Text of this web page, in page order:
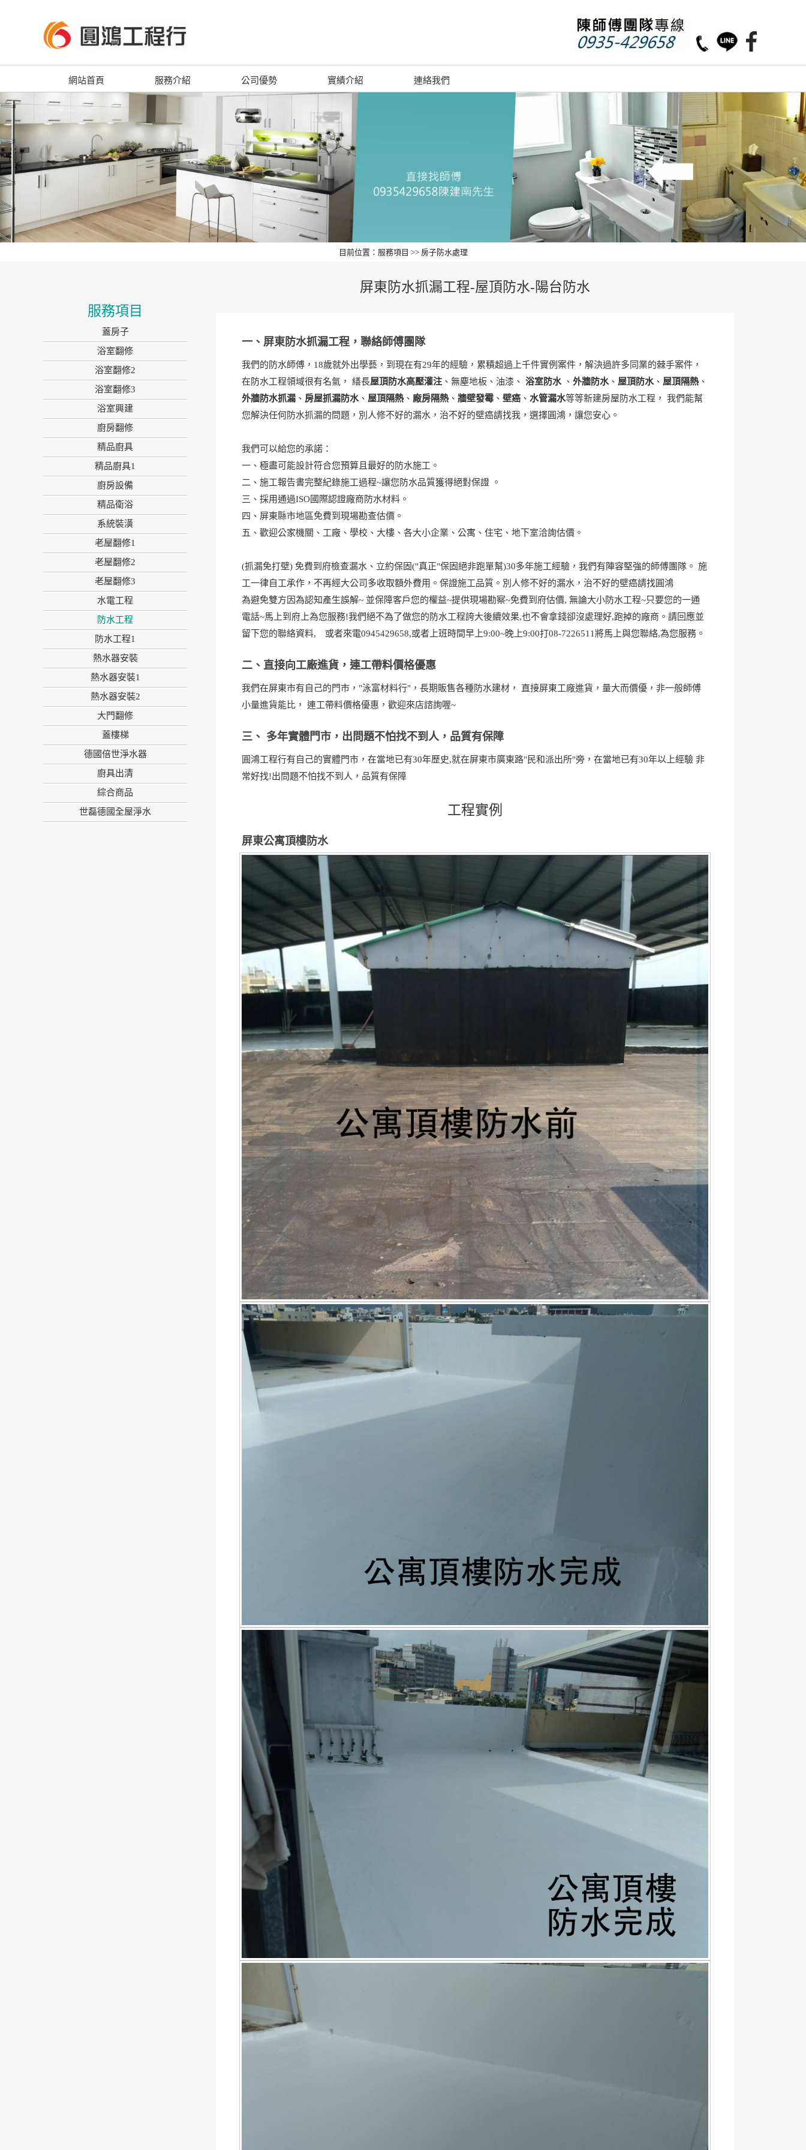
網站首頁 服務介紹 公司優勢 實績介紹 連絡我們
目前位置：服務項目 >> 房子防水處理
服務項目
蓋房子
浴室翻修
浴室翻修2
浴室翻修3
浴室興建
廚房翻修
精品廚具
精品廚具1
廚房設備
精品衛浴
系統裝潢
老屋翻修1
老屋翻修2
老屋翻修3
水電工程
防水工程
防水工程1
熱水器安裝
熱水器安裝1
熱水器安裝2
大門翻修
蓋樓梯
德國倍世淨水器
廚具出清
綜合商品
世磊德國全屋淨水
屏東防水抓漏工程-屋頂防水-陽台防水
一、屏東防水抓漏工程，聯絡師傅團隊
我們的防水師傅，18歲就外出學藝，到現在有29年的經驗，累積超過上千件實例案件，解決過許多同業的棘手案件，
在防水工程領域很有名氣， 繕長屋頂防水高壓灌注 、無塵地板、油漆、浴室防水、外牆防水、 屋頂防水、 屋頂隔熱、
外牆防水抓漏 、 房屋抓漏防水、 屋頂隔熱、 廠房隔熱、牆壁發霉 、壁癌 、 水管漏水等等新建房屋防水工程， 我們能幫
您解決任何防水抓漏的問題，別人修不好的漏水，治不好的壁癌請找我，選擇圓鴻，讓您安心。
我們可以給您的承諾：
一、極盡可能設計符合您預算且最好的防水施工。
二、施工報告書完整紀錄施工過程~讓您防水品質獲得絕對保證 。
三、採用通過ISO國際認證廠商防水材料。
四、屏東縣市地區免費到現場勘查估價。
五、歡迎公家機關、工廠、學校、大樓、各大小企業、公寓、住宅、地下室洽詢估價。
(抓漏免打壁) 免費到府檢查漏水、立約保固("真正"保固絕非跑單幫)30多年施工經驗，我們有陣容堅強的師傅團隊。 施
工一律自工承作，不再經大公司多收取額外費用。保證施工品質。別人修不好的漏水，治不好的壁癌請找圓鴻
為避免雙方因為認知產生誤解~ 並保障客戶您的權益~提供現場勘察~免費到府估價, 無論大小防水工程~只要您的一通
電話~馬上到府上為您服務!我們絕不為了做您的防水工程誇大後續效果,也不會拿錢卻沒處理好,跑掉的廠商。請回應並
留下您的聯絡資料, 或者來電0945429658,或者上班時間早上9:00~晚上9:00打08-7226511將馬上與您聯絡,為您服務。
二、直接向工廠進貨，連工帶料價格優惠
我們在屏東市有自己的門市，"泳富材料行"，長期販售各種防水建材， 直接屏東工廠進貨，量大而價優，非一般師傅
小量進貨能比， 連工帶料價格優惠，歡迎來店諮詢喔~
三、 多年實體門市，出問題不怕找不到人，品質有保障
圓鴻工程行有自己的實體門市，在當地已有30年歷史,就在屏東市廣東路"民和派出所"旁，在當地已有30年以上經驗 非
常好找!出問題不怕找不到人，品質有保障
工程實例
屏東公寓頂樓防水